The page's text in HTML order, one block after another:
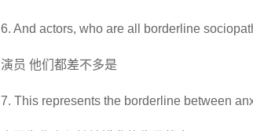
6. And actors, who are all borderline
演员 他们都差不多是
7. This represents the borderline between